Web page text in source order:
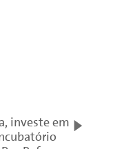
investe em